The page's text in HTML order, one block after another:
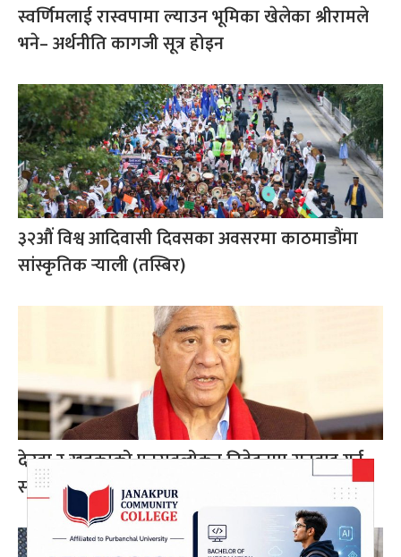
स्वर्णिमलाई रास्वपामा ल्याउन भूमिका खेलेका श्रीरामले
भने– अर्थनीति कागजी सूत्र होइन
३२औं विश्व आदिवासी दिवसका अवसरमा काठमाडौंमा
सांस्कृतिक र्‍याली (तस्बिर)
देउवा र खड्काको पुनरावलोकन निवेदनमा सुनुवाइ गर्न
सर्वोच्चको अनुमति